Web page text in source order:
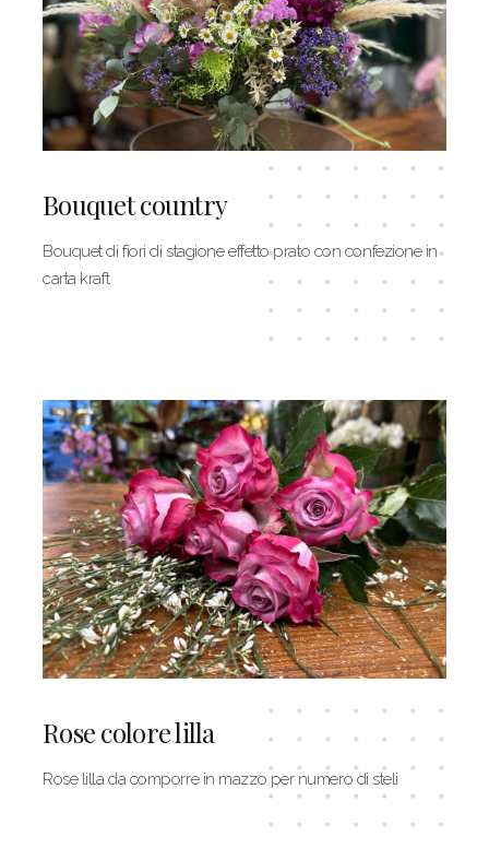
Bouquet country
Bouquet di fiori di stagione effetto prato con confezione in
carta kraft
Rose colore lilla
Rose lilla da comporre in mazzo per numero di steli